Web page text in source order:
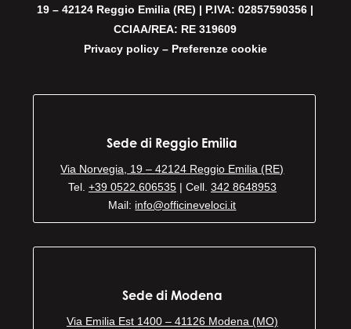
19 – 42124 Reggio Emilia (RE) | P.IVA: 02857590356 |
CCIAA/REA: RE 319609
Privacy policy– Preferenze cookie
Sede di Reggio Emilia
Via Norvegia, 19–42124 Reggio Emilia (RE)
Tel. +39 0522.606535| Cell. 342 8648953
Mail: info@officineveloci.it
Sede di Modena
Via Emilia Est 1400 – 41126 Modena (MO)